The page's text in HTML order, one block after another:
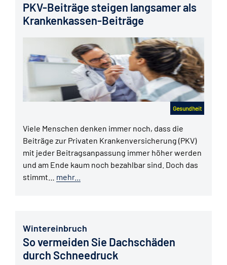
PKV-Beiträge steigen langsamer als
Krankenkassen-Beiträge
Gesundheit
Viele Menschen denken immer noch, dass die
Beiträge zur Privaten Krankenversicherung (PKV)
mit jeder Beitragsanpassung immer höher werden
und am Ende kaum noch bezahlbar sind. Doch das
stimmt… mehr...
Wintereinbruch
So vermeiden Sie Dachschäden
durch Schneedruck